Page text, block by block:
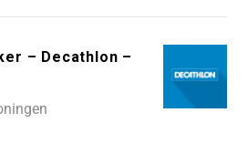
– Decathlon –